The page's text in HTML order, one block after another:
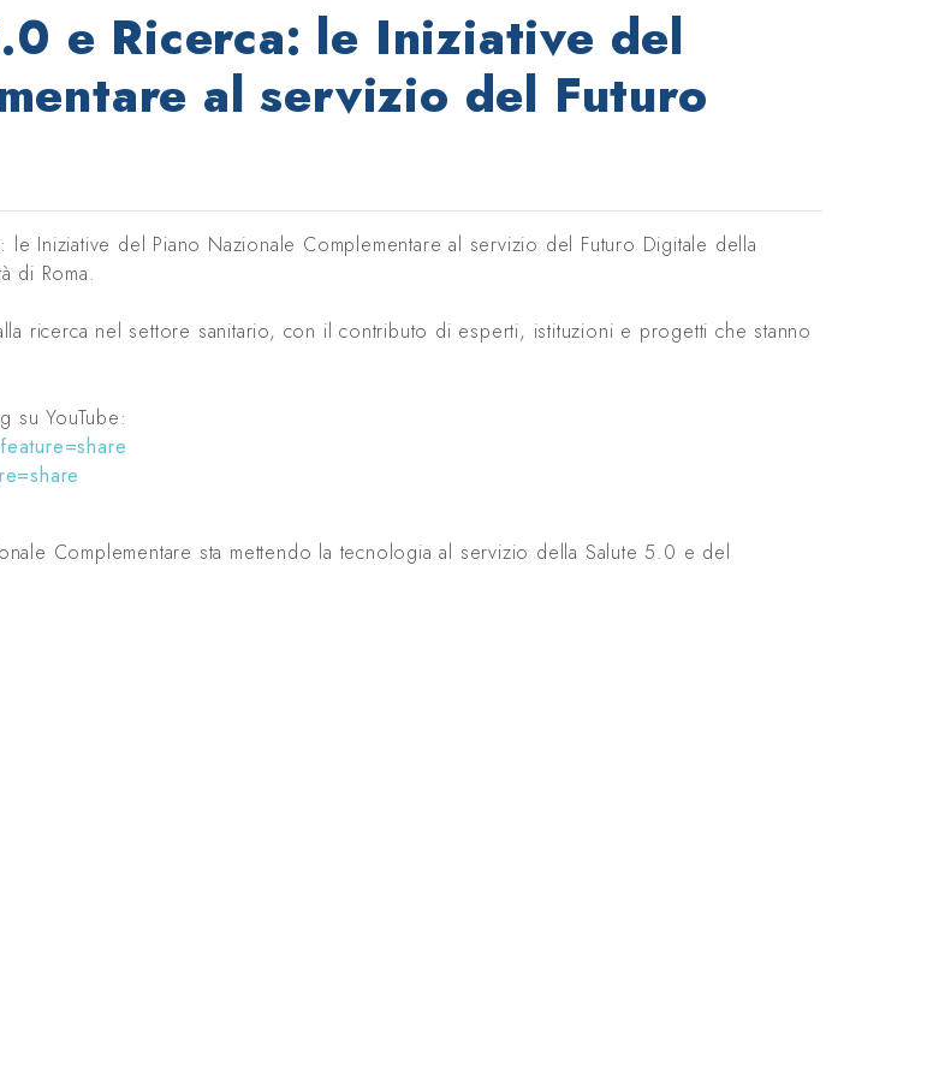
e Ricerca: le Iniziative del
al servizio del Futuro
Iniziative del Piano Nazionale Complementare al servizio del Futuro Digitale della
di Roma.
ricerca nel settore sanitario, con il contributo di esperti, istituzioni e progetti che stanno
su YouTube:
Complementare sta mettendo la tecnologia al servizio della Salute 5.0 e del